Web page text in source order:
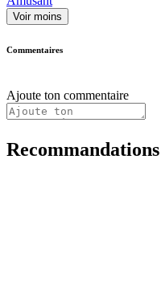
Voir moins
Commentaires
Ajoute ton commentaire
Recommandations